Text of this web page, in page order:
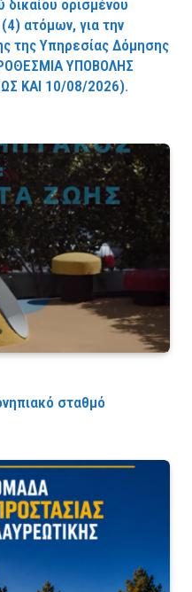
δικαίου ορισμένου
ατόμων, για την
της Υπηρεσίας Δόμησης
YΠOBOΛHΣ
KAI 10/08/2026).
σταθμό